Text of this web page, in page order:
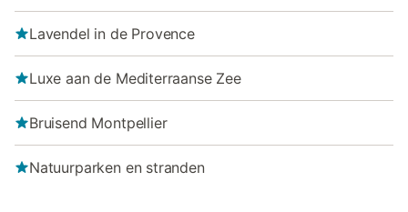
Lavendel in de Provence
Luxe aan de Mediterraanse Zee
Bruisend Montpellier
Natuurparken en stranden